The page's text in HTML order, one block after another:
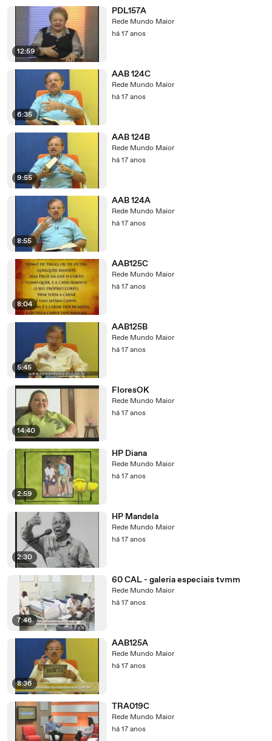
12:59
PDL157A
Rede Mundo Maior
há 17 anos
6:35
AAB 124C
Rede Mundo Maior
há 17 anos
9:55
AAB 124B
Rede Mundo Maior
há 17 anos
8:55
AAB 124A
Rede Mundo Maior
há 17 anos
8:04
AAB125C
Rede Mundo Maior
há 17 anos
5:45
AAB125B
Rede Mundo Maior
há 17 anos
14:40
FloresOK
Rede Mundo Maior
há 17 anos
2:59
HP Diana
Rede Mundo Maior
há 17 anos
2:30
HP Mandela
Rede Mundo Maior
há 17 anos
7:46
60 CAL - galeria especiais tvmm
Rede Mundo Maior
há 17 anos
8:36
AAB125A
Rede Mundo Maior
há 17 anos
TRA019C
Rede Mundo Maior
há 17 anos